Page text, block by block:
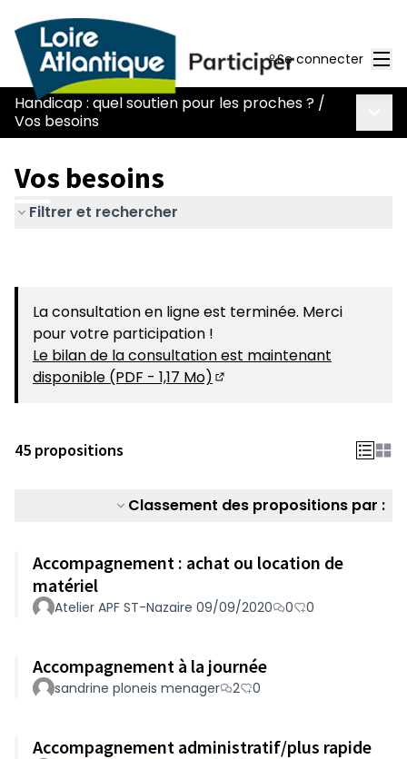
Se connecter
Handicap : quel soutien pour les proches ? /
Vos besoins
Vos besoins
Filtrer et rechercher
La consultation en ligne est terminée. Merci
pour votre participation !
Le bilan de la consultation est maintenant
disponible (PDF - 1,17 Mo)
45 propositions
Classement des propositions par :
Accompagnement : achat ou location de
matériel
Atelier APF ST-Nazaire 09/09/2020 0 0
Accompagnement à la journée
sandrine ploneis menager 2 0
Accompagnement administratif/plus rapide